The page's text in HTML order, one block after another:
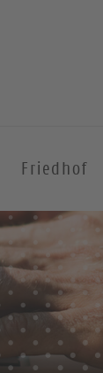
Friedhof